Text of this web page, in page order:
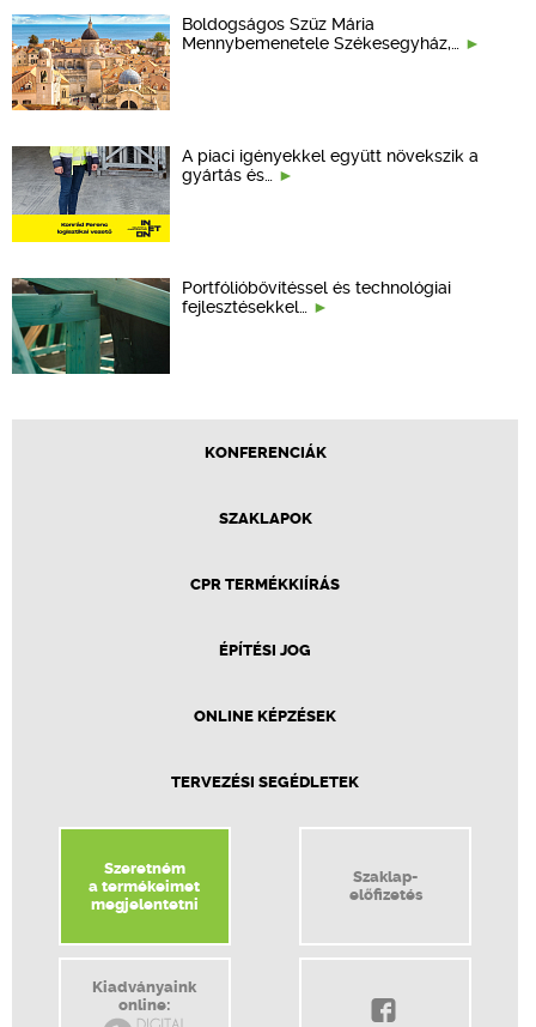
Boldogságos Szűz Mária
Mennybemenetele Székesegyház,…
A piaci igényekkel együtt növekszik a
gyártás és…
Portfólióbővítéssel és technológiai
fejlesztésekkel…
KONFERENCIÁK
SZAKLAPOK
CPR TERMÉKKIÍRÁS
ÉPÍTÉSI JOG
ONLINE KÉPZÉSEK
TERVEZÉSI SEGÉDLETEK
Szeretném
a termékeimet
megjelentetni
Szaklap-
előfizetés
Kiadványaink
online: